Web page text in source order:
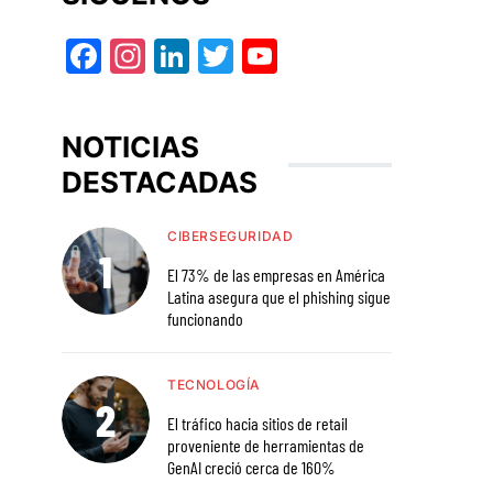
Facebook
Instagram
LinkedIn
Twitter
NOTICIAS
DESTACADAS
CIBERSEGURIDAD
El 73% de las empresas en América
Latina asegura que el phishing sigue
funcionando
TECNOLOGÍA
El tráfico hacia sitios de retail
proveniente de herramientas de
GenAI creció cerca de 160%